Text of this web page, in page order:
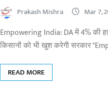
Prakash Mishra Mar 7,
Empowering India: DA में 4% की
किसानों को भी खुश करेगी सरकार
READ MORE